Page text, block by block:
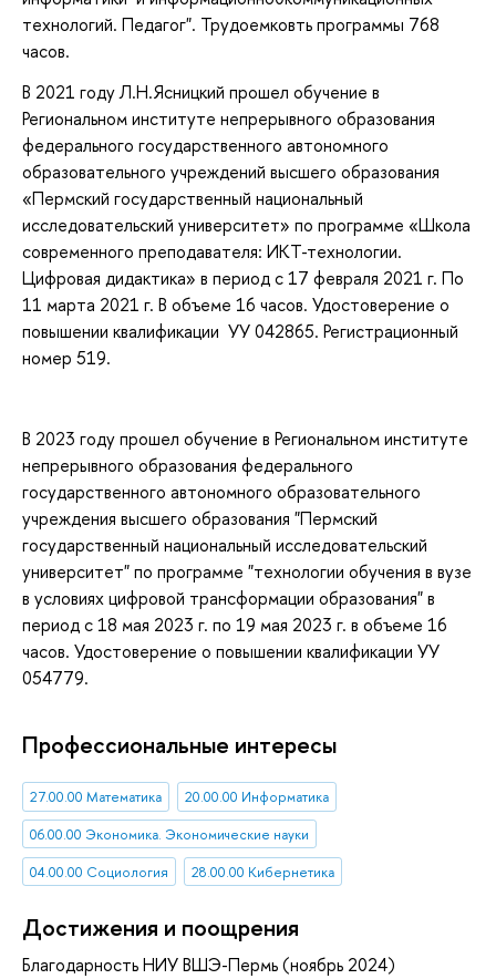
технологий. Педагог". Трудоемковть программы 768
часов.
В 2021 году Л.Н.Ясницкий прошел обучение в
Региональном институте непрерывного образования
федерального государственного автономного
образовательного учреждений высшего образования
«Пермский государственный национальный
исследовательский университет» по программе «Школа
современного преподавателя: ИКТ-технологии.
Цифровая дидактика» в период с 17 февраля 2021 г. По
11 марта 2021 г. В объеме 16 часов. Удостоверение о
повышении квалификации УУ 042865. Регистрационный
номер 519.
В 2023 году прошел обучение в Региональном институте
непрерывного образования федерального
государственного автономного образовательного
учреждения высшего образования "Пермский
государственный национальный исследовательский
университет" по программе "технологии обучения в вузе
в условиях цифровой трансформации образования" в
период с 18 мая 2023 г. по 19 мая 2023 г. в объеме 16
часов. Удостоверение о повышении квалификации УУ
054779.
Профессиональные интересы
27.00.00 Математика
20.00.00 Информатика
06.00.00 Экономика. Экономические науки
04.00.00 Социология
28.00.00 Кибернетика
Достижения и поощрения
Благодарность НИУ ВШЭ-Пермь (ноябрь 2024)